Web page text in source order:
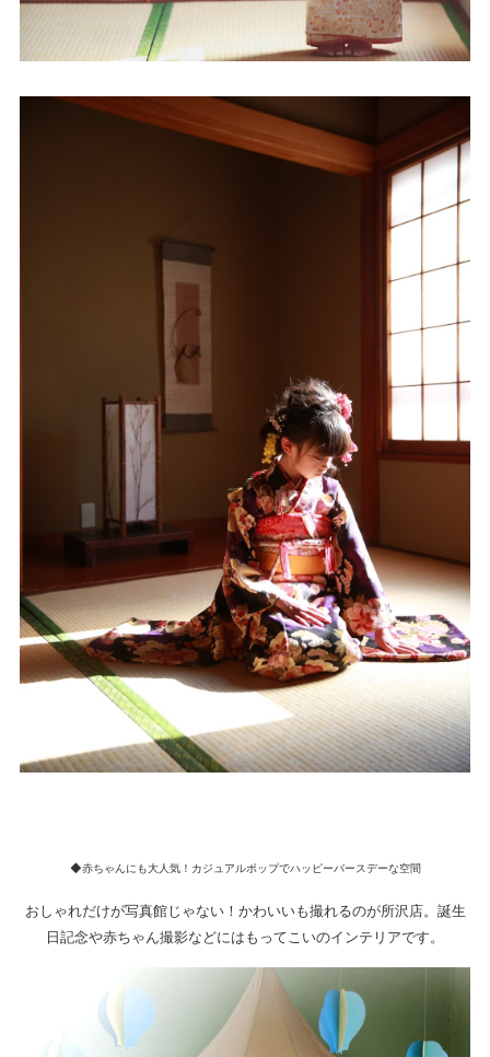
◆赤ちゃんにも大人気！カジュアルポップでハッピーバースデーな空間
おしゃれだけが写真館じゃない！かわいいも撮れるのが所沢店。誕生
日記念や赤ちゃん撮影などにはもってこいのインテリアです。